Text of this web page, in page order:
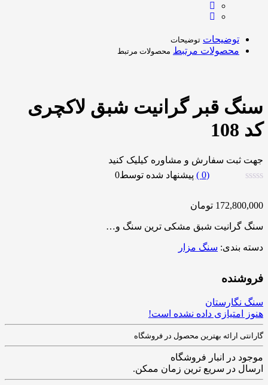
توضیحات توضیحات
محصولات مرتبط محصولات مرتبط
سنگ قبر گرانیت شبق لاکچری
کد 108
جهت ثبت سفارش و مشاوره کیلیک کنید
‏‫(
0
) پیشنهاد شده توسط0
172,800,000 تومان
سنگ گرانیت شبق مشکی ترین سنگ و…
دسته بندی: سنگ مزار
فروشنده
سنگ نگارستان
هنوز امتیازی داده نشده است!
گارانتی ارائه بهترین محصول در فروشگاه
موجود در انبار فروشگاه
ارسال در سریع ترین زمان ممکن.